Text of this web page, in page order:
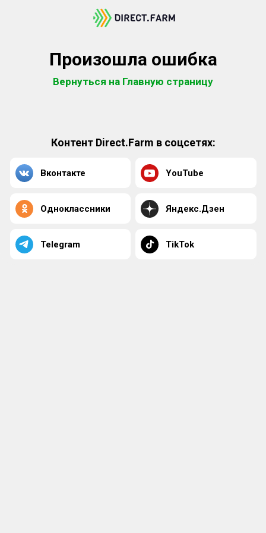
Произошла ошибка
Вернуться на Главную страницу
Контент Direct.Farm в соцсетях:
Вконтакте YouTube
Одноклассники Яндекс.Дзен
Telegram TikTok